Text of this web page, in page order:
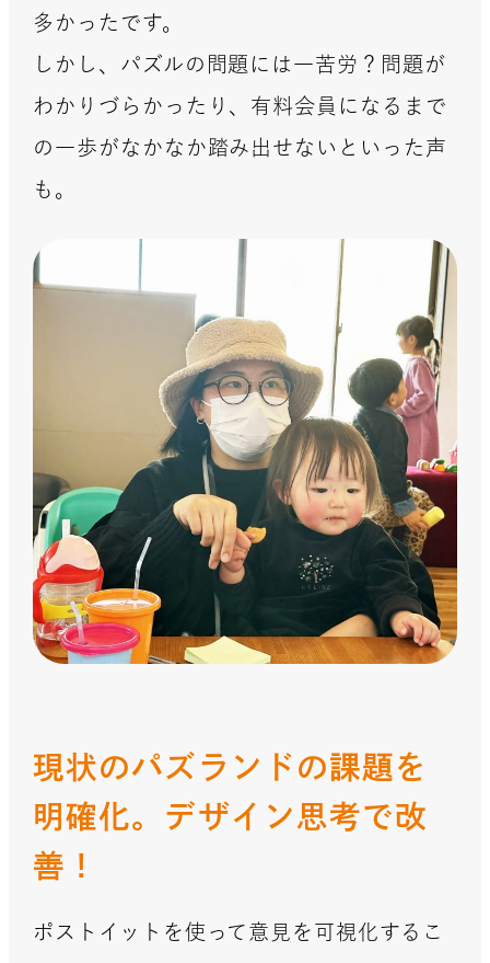
多かったです。
しかし、パズルの問題には一苦労？問題が
わかりづらかったり、有料会員になるまで
の一歩がなかなか踏み出せないといった声
も。
現状のパズランドの課題を
明確化。 デザイン思考で改
善！
ポストイットを使って意見を可視化するこ